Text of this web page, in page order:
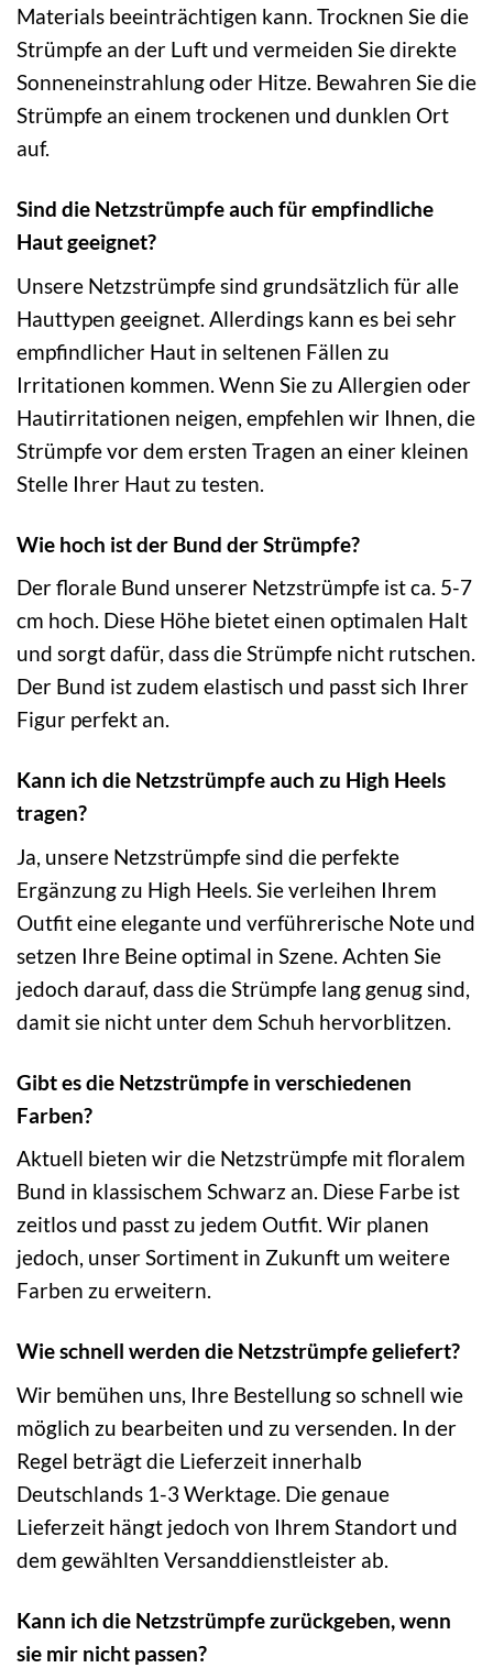
Materials beeinträchtigen kann. Trocknen Sie die
Strümpfe an der Luft und vermeiden Sie direkte
Sonneneinstrahlung oder Hitze. Bewahren Sie die
Strümpfe an einem trockenen und dunklen Ort
auf.
Sind die Netzstrümpfe auch für empfindliche
Haut geeignet?
Unsere Netzstrümpfe sind grundsätzlich für alle
Hauttypen geeignet. Allerdings kann es bei sehr
empfindlicher Haut in seltenen Fällen zu
Irritationen kommen. Wenn Sie zu Allergien oder
Hautirritationen neigen, empfehlen wir Ihnen, die
Strümpfe vor dem ersten Tragen an einer kleinen
Stelle Ihrer Haut zu testen.
Wie hoch ist der Bund der Strümpfe?
Der florale Bund unserer Netzstrümpfe ist ca. 5-7
cm hoch. Diese Höhe bietet einen optimalen Halt
und sorgt dafür, dass die Strümpfe nicht rutschen.
Der Bund ist zudem elastisch und passt sich Ihrer
Figur perfekt an.
Kann ich die Netzstrümpfe auch zu High Heels
tragen?
Ja, unsere Netzstrümpfe sind die perfekte
Ergänzung zu High Heels. Sie verleihen Ihrem
Outfit eine elegante und verführerische Note und
setzen Ihre Beine optimal in Szene. Achten Sie
jedoch darauf, dass die Strümpfe lang genug sind,
damit sie nicht unter dem Schuh hervorblitzen.
Gibt es die Netzstrümpfe in verschiedenen
Farben?
Aktuell bieten wir die Netzstrümpfe mit floralem
Bund in klassischem Schwarz an. Diese Farbe ist
zeitlos und passt zu jedem Outfit. Wir planen
jedoch, unser Sortiment in Zukunft um weitere
Farben zu erweitern.
Wie schnell werden die Netzstrümpfe geliefert?
Wir bemühen uns, Ihre Bestellung so schnell wie
möglich zu bearbeiten und zu versenden. In der
Regel beträgt die Lieferzeit innerhalb
Deutschlands 1-3 Werktage. Die genaue
Lieferzeit hängt jedoch von Ihrem Standort und
dem gewählten Versanddienstleister ab.
Kann ich die Netzstrümpfe zurückgeben, wenn
sie mir nicht passen?